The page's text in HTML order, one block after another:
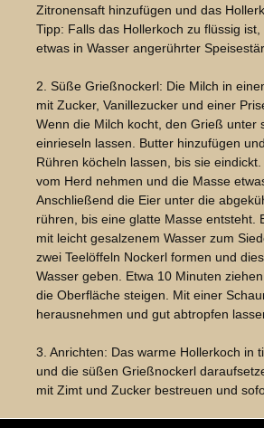
Zitronensaft hinzufügen und das
Tipp: Falls das Hollerkoch zu flüssig
etwas in Wasser angerührter
2. Süße Grießnockerl: Die Milch in
mit Zucker, Vanillezucker und einer
Wenn die Milch kocht, den Grieß unter
einrieseln lassen. Butter hinzufügen
Rühren köcheln lassen, bis sie
vom Herd nehmen und die Masse
Anschließend die Eier unter die
rühren, bis eine glatte Masse entsteht.
mit leicht gesalzenem Wasser zum
zwei Teelöffeln Nockerl formen und
Wasser geben. Etwa 10 Minuten
die Oberfläche steigen. Mit einer
herausnehmen und gut abtropfen
3. Anrichten: Das warme Hollerkoch in
und die süßen Grießnockerl
mit Zimt und Zucker bestreuen und